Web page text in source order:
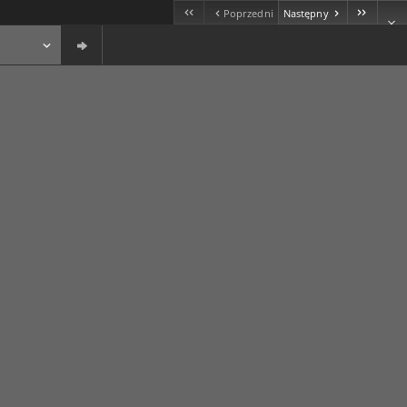
Poprzedni Następny